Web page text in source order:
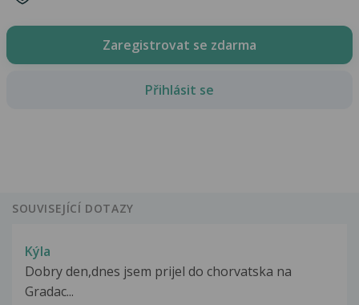
Zaregistrovat se zdarma
Přihlásit se
SOUVISEJÍCÍ DOTAZY
Kýla
Dobry den,dnes jsem prijel do chorvatska na
Gradac...